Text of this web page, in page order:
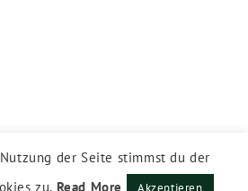
der Seite stimmst du der
zu. Read More Akzeptieren